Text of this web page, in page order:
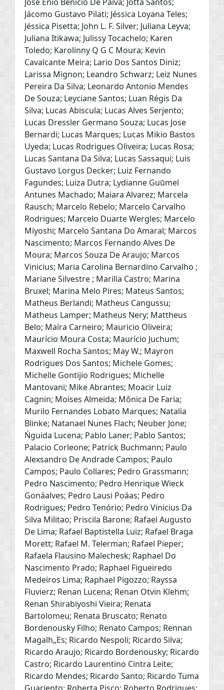
Jácomo Gustavo Pilati; Jéssica Loyana Teles;
Jéssica Pisetta; John L. F. Silver; Juliana Leyva;
Juliana Itikawa; Julissy Tocachelo; Karen
Toledo; Karolinny Q G C Moura; Kevin
Cavalcante Meira; Lario Dos Santos Diniz;
Larissa Mignon; Leandro Schwarz; Leiz Nunes
Pereira Da Silva; Leonardo Antonio Mendes
De Souza; Leyciane Santos; Luan Régis Da
Silva; Lucas Abiscula; Lucas Alves Serjento;
Lucas Dressler Germano Souza; Lucas Jose
Bernardi; Lucas Marques; Lucas Mikio Bastos
Uyeda; Lucas Rodrigues Oliveira; Lucas Rosa;
Lucas Santana Da Silva; Lucas Sassaqui; Luis
Gustavo Lorgus Decker; Luiz Fernando
Fagundes; Luiza Dutra; Lydianne Guūmel
Antunes Machado; Maiara Alvarez; Marcela
Rausch; Marcelo Rebelo; Marcelo Carvalho
Rodrigues; Marcelo Duarte Wergles; Marcelo
Miyoshi; Marcelo Santana Do Amaral; Marcos
Nascimento; Marcos Fernando Alves De
Moura; Marcos Souza De Araujo; Marcos
Vinicius; Maria Carolina Bernardino Carvalho ;
Mariane Silvestre ; Marilia Castro; Marina
Bruxel; Marina Melo Pires; Mateus Santos;
Matheus Berlandi; Matheus Cangussu;
Matheus Lamper; Matheus Nery; Mattheus
Belo; Maíra Carneiro; Mauricio Oliveira;
Maurício Moura Costa; Maurício Juchum;
Maxwell Rocha Santos; May W.; Mayron
Rodrigues Dos Santos; Michele Gomes;
Michelle Gontijio Rodrigues; Michelle
Mantovani; Mike Abrantes; Moacir Luiz
Cagnin; Moises Almeida; Mônica De Faria;
Murilo Fernandes Lobato Marques; Natalia
Blinke; Natanael Nunes Flach; Neuber Jone;
Ńguida Lucena; Pablo Laner; Pablo Santos;
Palacio Corleone; Patrick Buchmann; Paulo
Alexsandro De Andrade Campos; Paulo
Campos; Paulo Collares; Pedro Grassmann;
Pedro Nascimento; Pedro Henrique Wieck
Gonáalves; Pedro Lausi Poáas; Pedro
Rodrigues; Pedro Tenório; Pedro Vinicius Da
Silva Militao; Priscila Barone; Rafael Augusto
De Lima; Rafael Baptistella Luiz; Rafael Braga
Morett; Rafael M. Telerman; Rafael Pieper;
Rafaela Flausino Malechesk; Raphael Do
Nascimento Prado; Raphael Figueiredo
Medeiros Lima; Raphael Pigozzo; Rayssa
Fluvierz; Renan Lucena; Renan Otvin Klehm;
Renan Shirabiyoshi Vieira; Renata
Bartolomeu; Renata Bruscato; Renato
Bordenousky Filho; Renato Campos; Rennan
Magalh„Es; Ricardo Nespoli; Ricardo Silva;
Ricardo Araujo; Ricardo Bordenousky; Ricardo
Castro; Ricardo Laurentino Cintra Leite;
Ricardo Mendes; Ricardo Santo; Ricardo Tuma